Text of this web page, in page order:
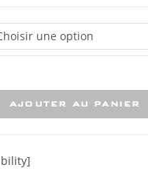
une option
AJOUTER AU PANIER